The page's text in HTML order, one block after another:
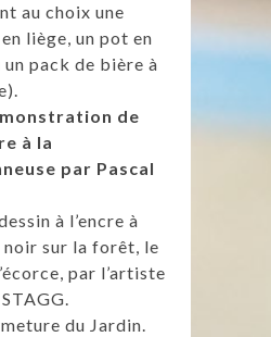
au choix une
liège, un pot en
un pack de bière à
de
à la
par Pascal
à l’encre à
sur la forêt, le
par l’artiste
du Jardin.